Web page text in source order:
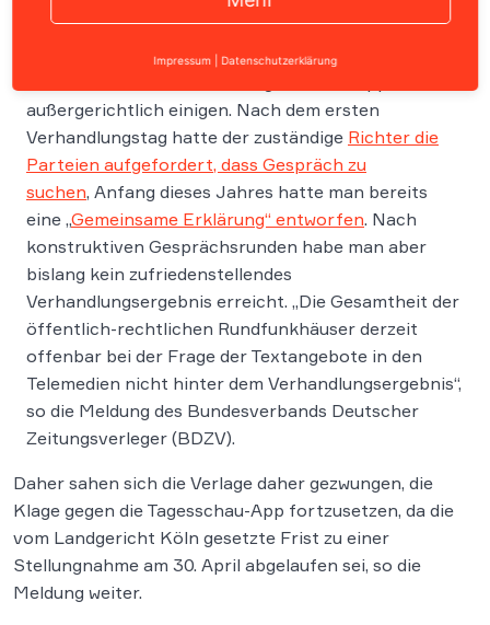
Kurz sah es so aus, als könnten sich die beiden
außergerichtlich einigen. Nach dem ersten
Verhandlungstag hatte der zuständige Richter die
Parteien aufgefordert, dass Gespräch zu
suchen, Anfang dieses Jahres hatte man bereits
eine „Gemeinsame Erklärung“ entworfen. Nach
konstruktiven Gesprächsrunden habe man aber
bislang kein zufriedenstellendes
Verhandlungsergebnis erreicht. „Die Gesamtheit der
öffentlich-rechtlichen Rundfunkhäuser derzeit
offenbar bei der Frage der Textangebote in den
Telemedien nicht hinter dem Verhandlungsergebnis“,
so die Meldung des Bundesverbands Deutscher
Zeitungsverleger (BDZV).
Daher sahen sich die Verlage daher gezwungen, die
Klage gegen die Tagesschau-App fortzusetzen, da die
vom Landgericht Köln gesetzte Frist zu einer
Stellungnahme am 30. April abgelaufen sei, so die
Meldung weiter.
Impressum Datenschutzerklärung